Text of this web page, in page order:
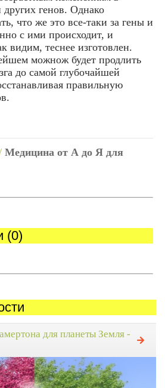
других генов. Однако
что же это все-таки за гены и
с ими происходит, и
видим, теснее изготовлен.
можнож будет продлить
до самой глубочайшей
правильную
Медицина от А до Я для
(0)
для планеты Земля -